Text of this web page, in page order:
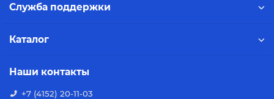
Служба поддержки
Каталог
Наши контакты
+7 (4152) 20-11-03